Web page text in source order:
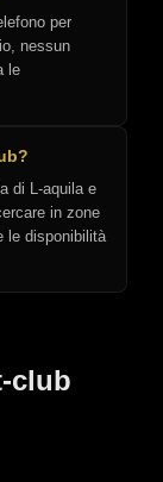
per
nessun
le
di L-aquila e
in zone
le disponibilità
club